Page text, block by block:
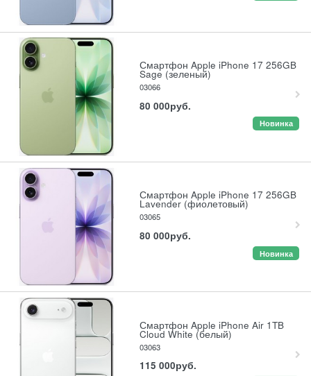
Смартфон Apple iPhone 17 256GB
Sage (зеленый)
03066
80 000руб.
Новинка
Смартфон Apple iPhone 17 256GB
Lavender (фиолетовый)
03065
80 000руб.
Новинка
Смартфон Apple iPhone Air 1TB
Cloud White (белый)
03063
115 000руб.